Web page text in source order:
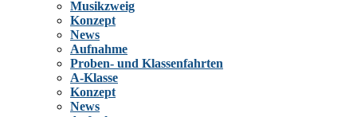
Musikzweig
Konzept
News
Aufnahme
Proben- und Klassenfahrten
A-Klasse
Konzept
News